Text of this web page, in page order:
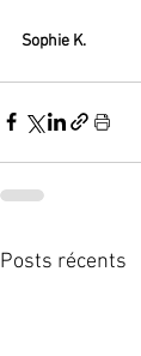
Sophie K.
Posts récents